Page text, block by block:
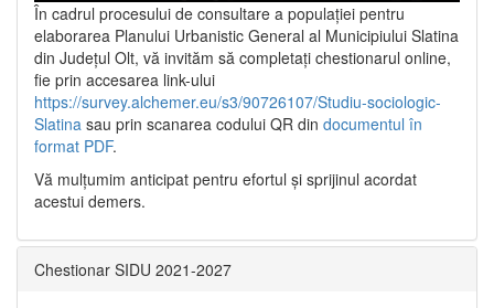
În cadrul procesului de consultare a populaţiei pentru
elaborarea Planului Urbanistic General al Municipiului Slatina
din Județul Olt, vă invităm să completați chestionarul online,
fie prin accesarea link-ului
https://survey.alchemer.eu/s3/90726107/Studiu-sociologic-
Slatina sau prin scanarea codului QR din documentul în
format PDF.
Vă mulţumim anticipat pentru efortul şi sprijinul acordat
acestui demers.
Chestionar SIDU 2021-2027